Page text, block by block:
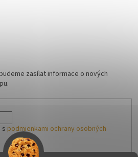
zasílat informace o nových
s podmienkami ochrany osobných